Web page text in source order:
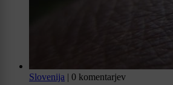
Slovenija | 0 komentarjev